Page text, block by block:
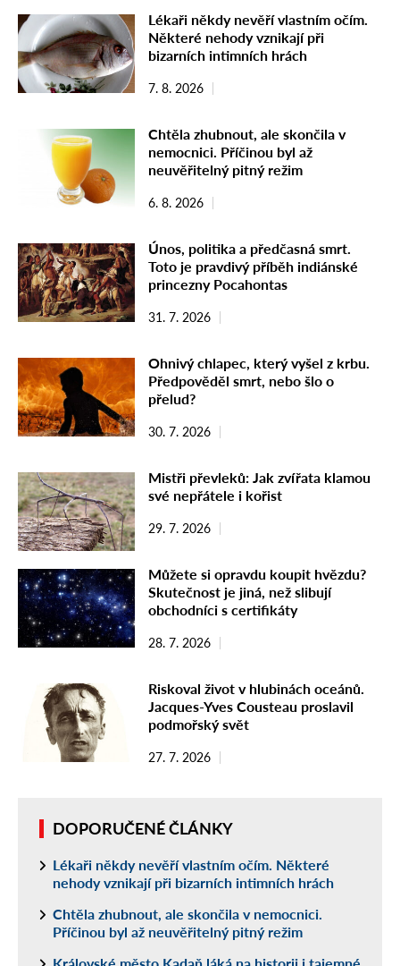
Lékaři někdy nevěří vlastním očím.
Některé nehody vznikají při
bizarních intimních hrách
7. 8. 2026
Chtěla zhubnout, ale skončila v
nemocnici. Příčinou byl až
neuvěřitelný pitný režim
6. 8. 2026
Únos, politika a předčasná smrt.
Toto je pravdivý příběh indiánské
princezny Pocahontas
31. 7. 2026
Ohnivý chlapec, který vyšel z krbu.
Předpověděl smrt, nebo šlo o
přelud?
30. 7. 2026
Mistři převleků: Jak zvířata klamou
své nepřátele i kořist
29. 7. 2026
Můžete si opravdu koupit hvězdu?
Skutečnost je jiná, než slibují
obchodníci s certifikáty
28. 7. 2026
Riskoval život v hlubinách oceánů.
Jacques-Yves Cousteau proslavil
podmořský svět
27. 7. 2026
DOPORUČENÉ ČLÁNKY
Lékaři někdy nevěří vlastním očím. Některé
nehody vznikají při bizarních intimních hrách
Chtěla zhubnout, ale skončila v nemocnici.
Příčinou byl až neuvěřitelný pitný režim